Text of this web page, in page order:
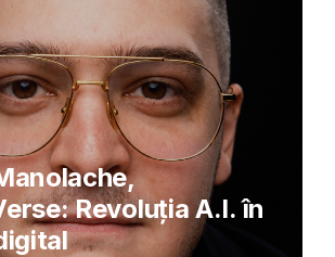
Revoluția A.I. în